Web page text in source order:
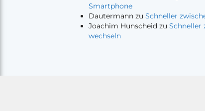
Smartphone
Dautermann zuSchneller
Joachim Hunscheid zuSchneller
wechseln